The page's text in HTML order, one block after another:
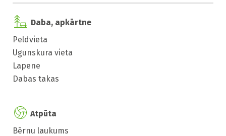
Daba, apkārtne
Peldvieta
Ugunskura vieta
Lapene
Dabas takas
Atpūta
Bērnu laukums